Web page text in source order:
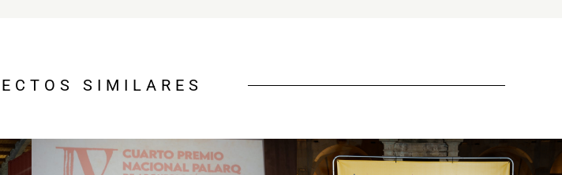
SIMILARES